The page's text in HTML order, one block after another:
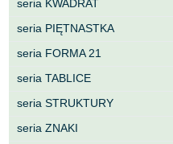
seria KWADRAT
seria PIĘTNASTKA
seria FORMA 21
seria TABLICE
seria STRUKTURY
seria ZNAKI